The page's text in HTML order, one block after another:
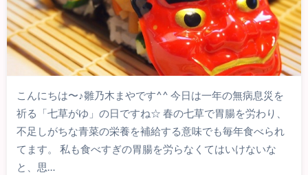
こんにちは〜♪雛乃木まやです^^ 今日は一年の無病息災を
祈る「七草がゆ」の日ですね☆ 春の七草で胃腸を労わり、
不足しがちな青菜の栄養を補給する意味でも毎年食べられ
てます。 私も食べすぎの胃腸を労らなくてはいけないな
と、思…